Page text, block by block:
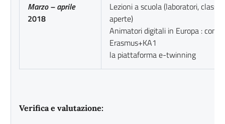
Marzo – aprile
2018
Lezioni a scuola (laboratori, classi
Animatori digitali in Europa :
Erasmus+KA1
la piattaforma e-twinning
Verifica e valutazione: